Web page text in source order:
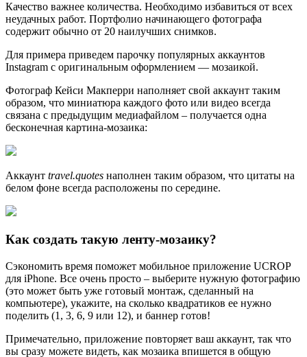
Качество важнее количества. Необходимо избавиться от всех
неудачных работ. Портфолио начинающего фотографа
содержит обычно от 20 наилучших снимков.
Для примера приведем парочку популярных аккаунтов
Instagram с оригинальным оформлением — мозаикой.
Фотограф Кейси Макперри наполняет свой аккаунт таким
образом, что миниатюра каждого фото или видео всегда
связана с предыдущим медиафайлом – получается одна
бесконечная картина-мозаика:
Аккаунт travel.quotes наполнен таким образом, что цитаты на
белом фоне всегда расположены по середине.
Как создать такую ленту-мозаику?
Сэкономить время поможет мобильное приложение UCROP
для iPhone. Все очень просто – выберите нужную фотографию
(это может быть уже готовый монтаж, сделанный на
компьютере), укажите, на сколько квадратиков ее нужно
поделить (1, 3, 6, 9 или 12), и баннер готов!
Примечательно, приложение повторяет ваш аккаунт, так что
вы сразу можете видеть, как мозаика впишется в общую